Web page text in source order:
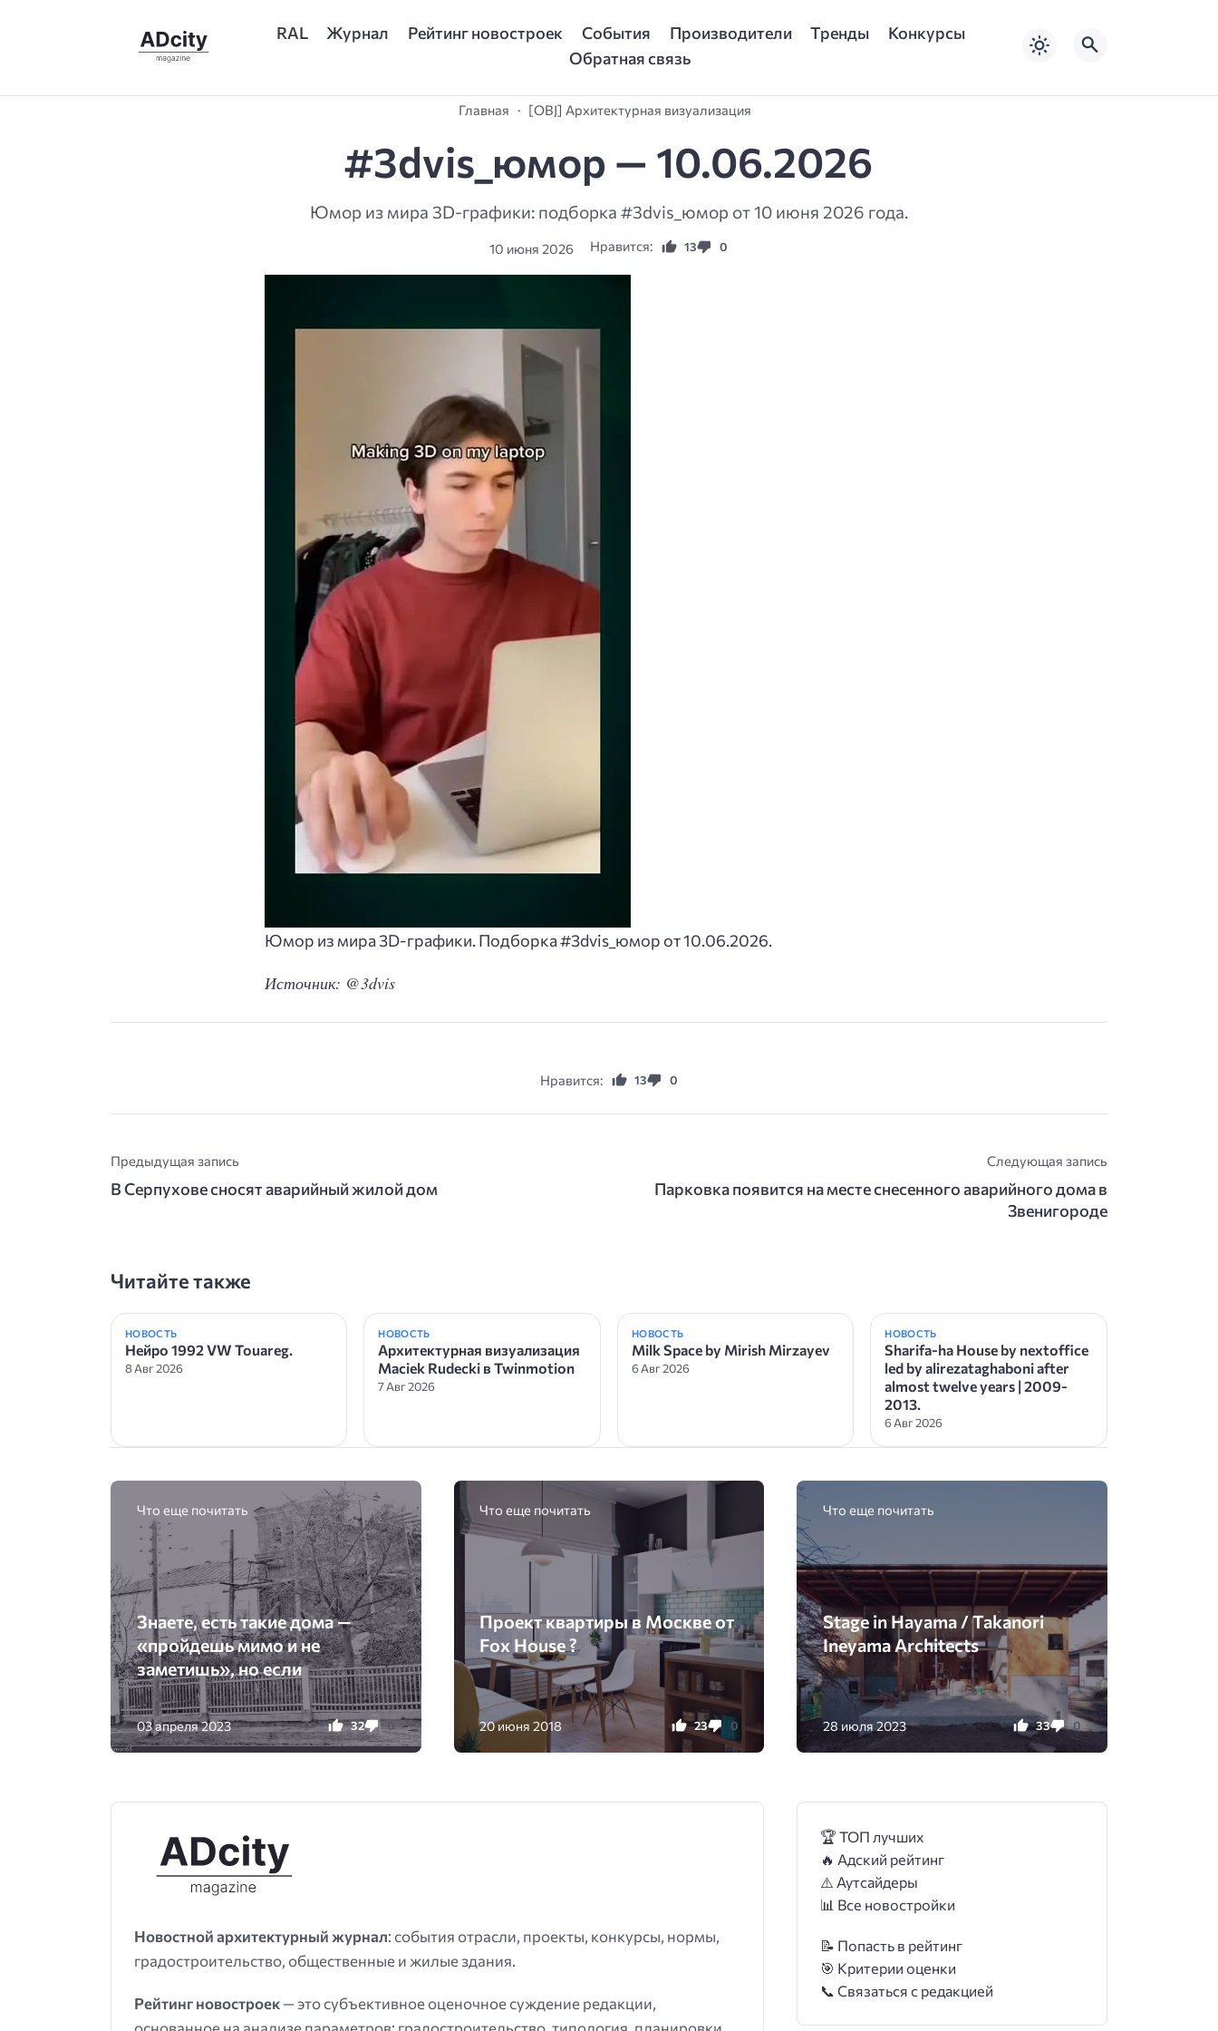
RAL Журнал Рейтинг новостроек События Производители Тренды
Конкурсы
Обратная связь
Главная [OBJ] Архитектурная визуализация
#3dvis_юмор — 10.06.2026
Юмор из мира 3D-графики: подборка #3dvis_юмор от 10 июня 2026 года.
10 июня 2026 Нравится: 13 0
Юмор из мира 3D-графики. Подборка #3dvis_юмор от 10.06.2026.
Источник: @3dvis
Нравится: 13 0
Предыдущая запись
В Серпухове сносят аварийный жилой дом
Следующая запись
Парковка появится на месте снесенного аварийного дома в
Звенигороде
Читайте также
НОВОСТЬ
Нейро 1992 VW Touareg.
8 Авг 2026
НОВОСТЬ
Архитектурная визуализация
Maciek Rudecki в Twinmotion
7 Авг 2026
НОВОСТЬ
Milk Space by Mirish Mirzayev
6 Авг 2026
НОВОСТЬ
Sharifa-ha House by nextoffice
led by alirezataghaboni after
almost twelve years | 2009-
2013.
6 Авг 2026
Что еще почитать
Знаете, есть такие дома —
«пройдешь мимо и не
заметишь», но если
03 апреля 2023 32 0
Что еще почитать
Проект квартиры в Москве от
Fox House ?
20 июня 2018 23 0
Что еще почитать
Stage in Hayama / Takanori
Ineyama Architects
28 июля 2023 33 0
Новостной архитектурный журнал: события отрасли, проекты, конкурсы, нормы,
градостроительство, общественные и жилые здания.
Рейтинг новостроек — это субъективное оценочное суждение редакции,
🏆 ТОП лучших
🔥 Адский рейтинг
⚠️ Аутсайдеры
📊 Все новостройки
📝 Попасть в рейтинг
🎯 Критерии оценки
📞 Связаться с редакцией